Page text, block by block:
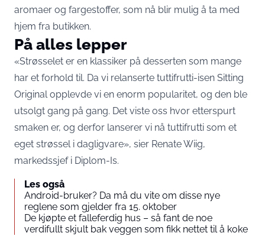
aromaer og fargestoffer, som nå blir mulig å ta med
hjem fra butikken.
På alles lepper
«Strøsselet er en klassiker på desserten som mange
har et forhold til. Da vi relanserte tuttifrutti-isen Sitting
Original opplevde vi en enorm popularitet, og den ble
utsolgt gang på gang. Det viste oss hvor etterspurt
smaken er, og derfor lanserer vi nå tuttifrutti som et
eget strøssel i dagligvare», sier Renate Wiig,
markedssjef i Diplom-Is.
Les også
Android-bruker? Da må du vite om disse nye
reglene som gjelder fra 15. oktober
De kjøpte et falleferdig hus – så fant de noe
verdifullt skjult bak veggen som fikk nettet til å koke